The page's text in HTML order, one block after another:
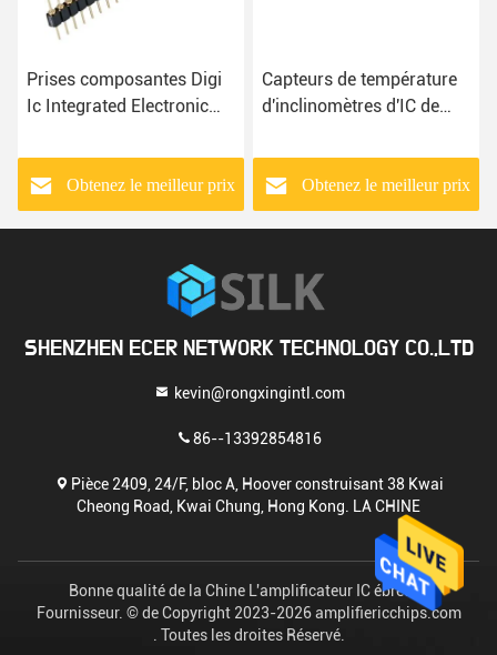
Prises composantes Digi
Ic Integrated Electronic
XR2P-1641 IC
Obtenez le meilleur prix
Capteurs de température
d'inclinomètres d'IC de
Na D2816-42
Obtenez le meilleur prix
SHENZHEN ECER NETWORK TECHNOLOGY CO.,LTD
kevin@rongxingintl.com
86--13392854816
Pièce 2409, 24/F, bloc A, Hoover construisant 38 Kwai
Cheong Road, Kwai Chung, Hong Kong. LA CHINE
Bonne qualité de la Chine L'amplificateur IC ébrèche
Fournisseur. © de Copyright 2023-2026 amplifiericchips.com
. Toutes les droites Réservé.